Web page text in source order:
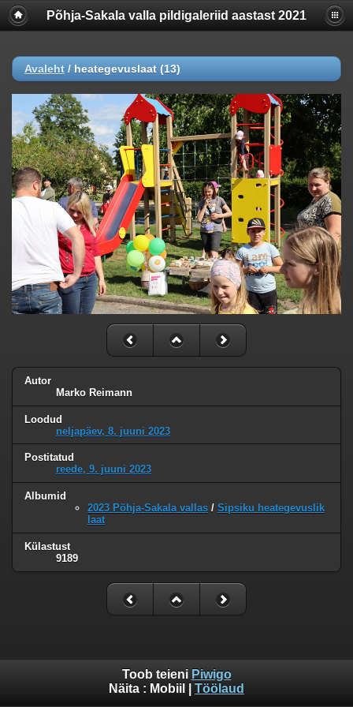
Põhja-Sakala valla pildigaleriid aastast 2021
Avaleht / heategevuslaat (13)
Autor
Marko Reimann
Loodud
neljapäev, 8. juuni 2023
Postitatud
reede, 9. juuni 2023
Albumid
2023 Põhja-Sakala vallas / Sipsiku heategevuslik
laat
Külastust
9189
Toob teieni Piwigo
Näita : Mobiil Töölaud